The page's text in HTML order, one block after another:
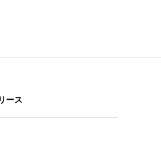
ース